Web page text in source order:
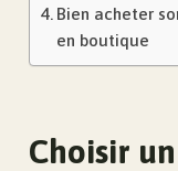
Bien acheter
en boutique
Choisir